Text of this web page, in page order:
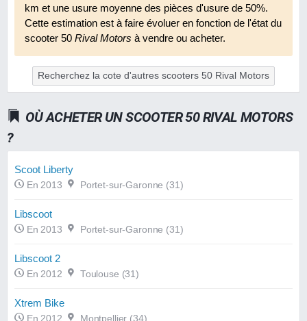
km et une usure moyenne des pièces d'usure de 50%.
Cette estimation est à faire évoluer en fonction de l'état du
scooter 50 Rival Motors à vendre ou acheter.
Recherchez la cote d'autres scooters 50 Rival Motors
OÙ ACHETER UN SCOOTER 50 RIVAL MOTORS
?
Scoot Liberty
En 2013 Portet-sur-Garonne (31)
Libscoot
En 2013 Portet-sur-Garonne (31)
Libscoot 2
En 2012 Toulouse (31)
Xtrem Bike
En 2012 Montpellier (34)